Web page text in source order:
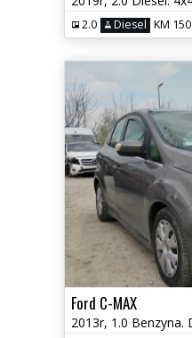
2.0 Diesel KM 150
Ford C-MAX